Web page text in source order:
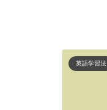
英語学習法